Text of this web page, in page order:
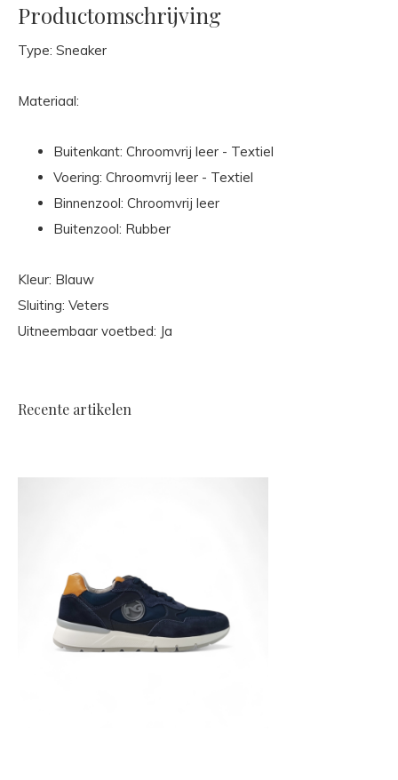
Productomschrijving
Type: Sneaker
Materiaal:
Buitenkant: Chroomvrij leer - Textiel
Voering: Chroomvrij leer - Textiel
Binnenzool: Chroomvrij leer
Buitenzool: Rubber
Kleur: Blauw
Sluiting: Veters
Uitneembaar voetbed: Ja
Recente artikelen